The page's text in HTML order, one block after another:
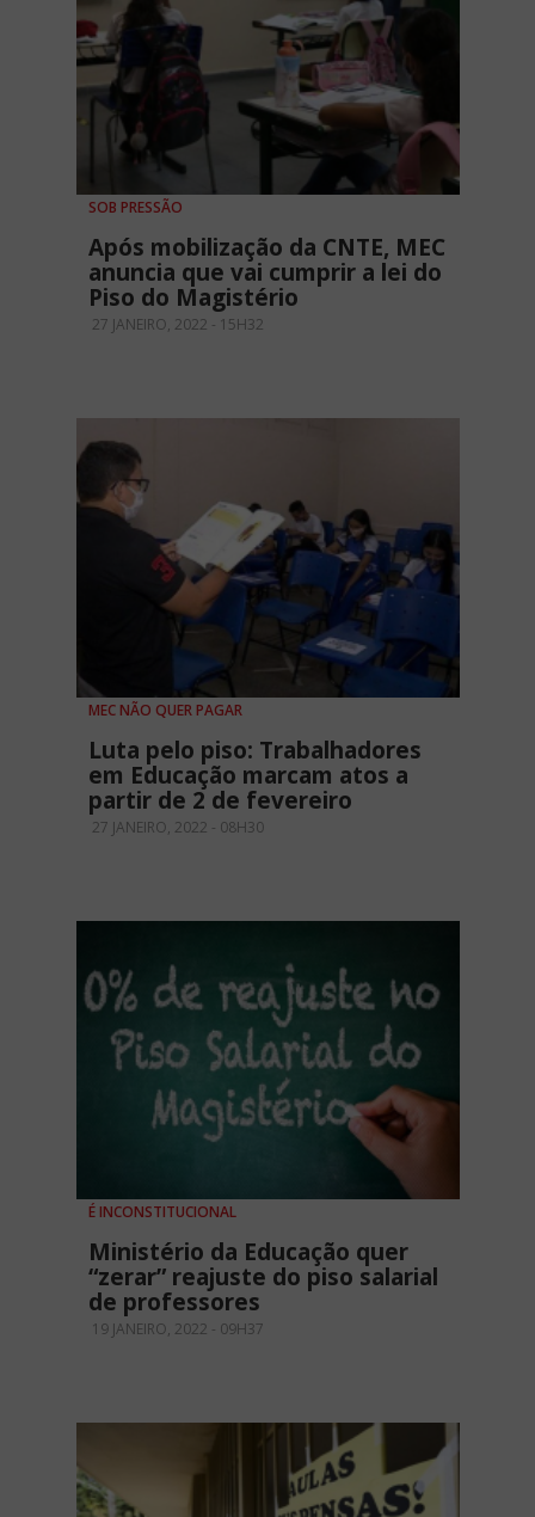
SOB PRESSÃO
Após mobilização da CNTE, MEC
anuncia que vai cumprir a lei do
Piso do Magistério
27 JANEIRO, 2022 - 15H32
MEC NÃO QUER PAGAR
Luta pelo piso: Trabalhadores
em Educação marcam atos a
partir de 2 de fevereiro
27 JANEIRO, 2022 - 08H30
É INCONSTITUCIONAL
Ministério da Educação quer
“zerar” reajuste do piso salarial
de professores
19 JANEIRO, 2022 - 09H37